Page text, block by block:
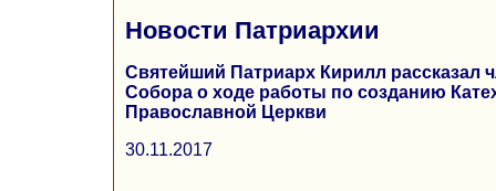
Новости Патриархии
Святейший Патриарх Кирилл рассказал
Собора о ходе работы по созданию
Православной Церкви
30.11.2017